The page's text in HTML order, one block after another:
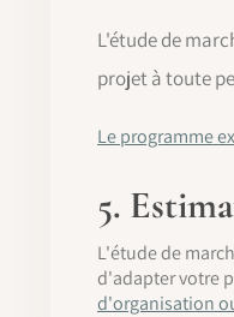
L'étude de
projet à toute
Le programme
5.
L'étude de
d'adapter votre
d'organisation